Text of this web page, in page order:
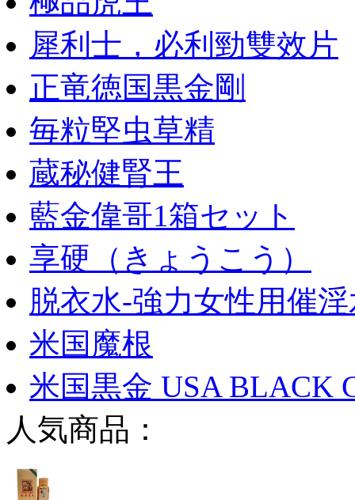
犀利士，必利勁雙效片
正竜徳国黒金剛
毎粒堅虫草精
蔵秘健腎王
藍金偉哥1箱セット
享硬（きょうこう）
脱衣水-強力女性用催
米国魔根
米国黒金 USA BLACK
人気商品：